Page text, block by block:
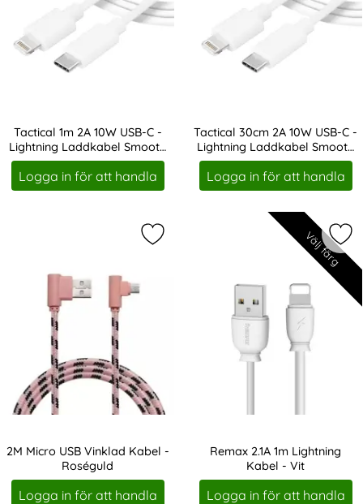
Tactical 1m 2A 10W USB-C -
Lightning Laddkabel Smooth
Vit
Art. nr 216924
Logga in för att handla
Tactical 30cm 2A 10W USB-C -
Lightning Laddkabel Smooth
Vit
Art. nr 216925
Logga in för att handla
2M Micro USB Vinklad Kabel -
Roséguld
Art. nr 222791
Logga in för att handla
Markera 2M Micro USB Vinklad
Välj färg
Remax 2.1A 1m Lightning
Kabel - Vit
Art. nr 8291
Logga in för att handla